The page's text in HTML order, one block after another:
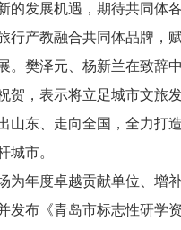
的发展机遇，期待共同体
行产教融合共同体品牌，
。樊泽元、杨新兰在致辞
贺，表示将立足城市文旅
山东、走向全国，全力打
城市。
为年度卓越贡献单位、增
发布《青岛市标志性研学